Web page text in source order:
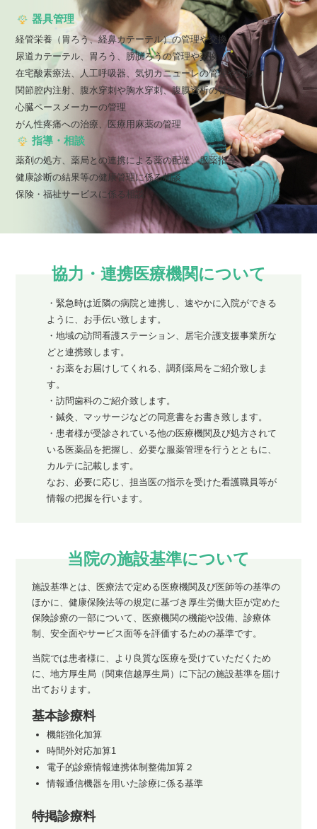
器具管理
経管栄養（胃ろう、経⿐カテーテル）の管理や交換
尿道カテーテル、胃ろう、膀胱ろうの管理や交換
在宅酸素療法、⼈⼯呼吸器、気切カニューレの管理や交換
関節腔内注射、腹⽔穿刺や胸⽔穿刺、腹膜透析の管理
⼼臓ペースメーカーの管理
がん性疼痛への治療、医療⽤⿇薬の管理
指導・相談
薬剤の処⽅、薬局との連携による薬の配達、服薬指導
健康診断の結果等の健康管理に係る相談
保険・福祉サービスに係る相談
協⼒・連携医療機関について
・緊急時は近隣の病院と連携し、速やかに⼊院ができる
ように、お⼿伝い致します。
・地域の訪問看護ステーション、居宅介護支援事業所な
どと連携致します。
・お薬をお届けしてくれる、調剤薬局をご紹介致しま
す。
・訪問⻭科のご紹介致します。
・鍼灸、マッサージなどの同意書をお書き致します。
・患者様が受診されている他の医療機関及び処⽅されて
いる医薬品を把握し、必要な服薬管理を⾏うとともに、
カルテに記載します。
なお、必要に応じ、担当医の指⽰を受けた看護職員等が
情報の把握を⾏います。
当院の施設基準について
施設基準とは、医療法で定める医療機関及び医師等の基準の
ほかに、健康保険法等の規定に基づき厚生労働大臣が定めた
保険診療の一部について、医療機関の機能や設備、診療体
制、安全面やサービス面等を評価するための基準です。
当院では患者様に、より良質な医療を受けていただくため
に、地方厚生局（関東信越厚生局）に下記の施設基準を届け
出ております。
基本診療料
機能強化加算
時間外対応加算1
電子的診療情報連携体制整備加算２
情報通信機器を用いた診療に係る基準
特掲診療料